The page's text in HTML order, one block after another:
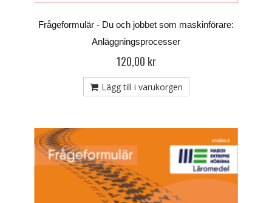
Frågeformulär - Du och jobbet som maskinförare:
Anläggningsprocesser
120,00 kr
Lägg till i varukorgen